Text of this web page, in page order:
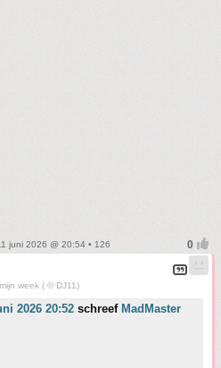
juni 2026 @ 20:54 • 126
week ( © DJ11)
2026 20:52 schreef MadMaster